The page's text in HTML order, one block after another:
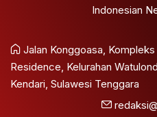
Indonesian
Jalan Konggoasa,
Residence, Kelurahan
Kendari, Sulawesi Tenggara